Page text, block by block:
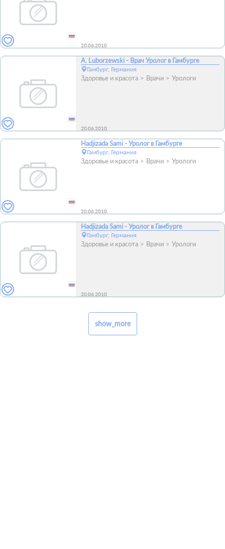
20.06.2010
A. Luborzewski - Врач Уролог в Гамбурге
Гамбург, Германия
Здоровье и красота Врачи Урологи
20.06.2010
Hadjizada Sami - Уролог в Гамбурге
Гамбург, Германия
Здоровье и красота Врачи Урологи
20.06.2010
Hadjizada Sami - Уролог в Гамбурге
Гамбург, Германия
Здоровье и красота Врачи Урологи
20.06.2010
show_more